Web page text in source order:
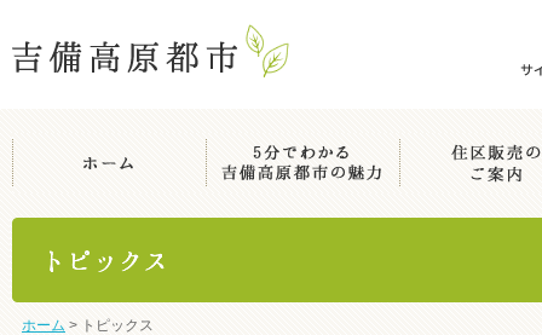
ホーム > トピックス